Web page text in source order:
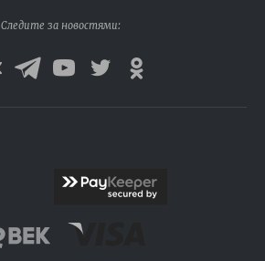
Следите за новостями: